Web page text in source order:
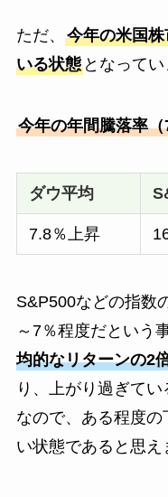
ただ、 今年の米国
いる状態となってい
今年の年間騰落率
ダウ平均
7.8％上昇
S&P500などの指数
～7％程度だという
均的なリターンの2
り、上がり過ぎてい
なので、ある程度
い状態であると思え